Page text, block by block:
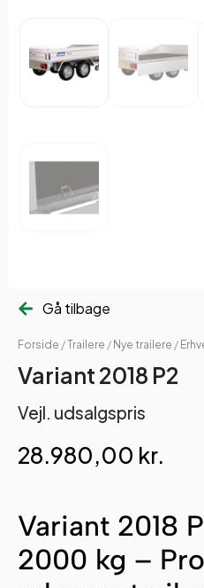
Gå tilbage
Forside /Trailere / Nye trailere /
Variant 2018 P2
Vejl. udsalgspris
28.980,00 kr.
Variant 2018
2000 kg –